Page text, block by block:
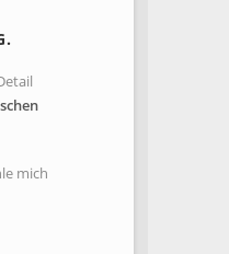
mich